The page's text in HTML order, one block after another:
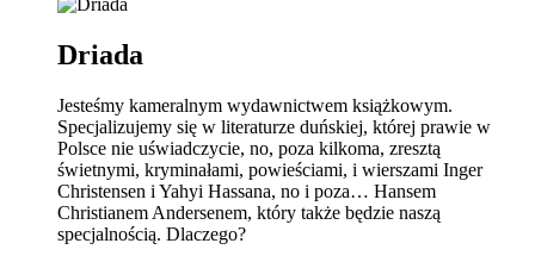
Driada
Jesteśmy kameralnym wydawnictwem książkowym.
Specjalizujemy się w literaturze duńskiej, której prawie w
Polsce nie uświadczycie, no, poza kilkoma, zresztą
świetnymi, kryminałami, powieściami, i wierszami Inger
Christensen i Yahyi Hassana, no i poza… Hansem
Christianem Andersenem, który także będzie naszą
specjalnością. Dlaczego?